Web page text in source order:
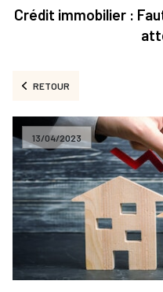
Crédit immobilier :
RETOUR
13/04/2023